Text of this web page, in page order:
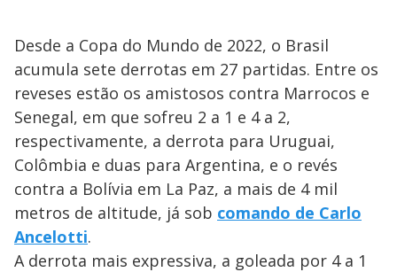
Desde a Copa do Mundo de 2022, o Brasil
acumula sete derrotas em 27 partidas. Entre os
reveses estão os amistosos contra Marrocos e
Senegal, em que sofreu 2 a 1 e 4 a 2,
respectivamente, a derrota para Uruguai,
Colômbia e duas para Argentina, e o revés
contra a Bolívia em La Paz, a mais de 4 mil
metros de altitude, já sob comando de Carlo
Ancelotti.
A derrota mais expressiva, a goleada por 4 a 1